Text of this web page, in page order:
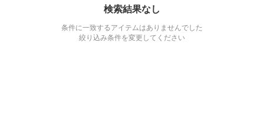
検索結果なし
条件に一致するアイテムはありませんでした
絞り込み条件を変更してください